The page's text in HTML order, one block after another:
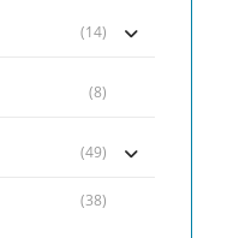
(14)
(8)
(49)
(38)